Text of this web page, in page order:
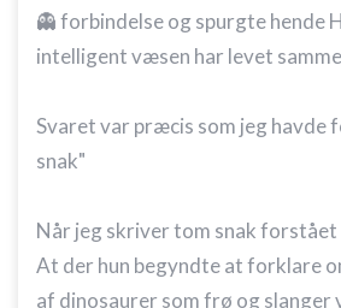
👻 forbindelse og spurgte hende
intelligent væsen har levet
Svaret var præcis som jeg havde
snak"
Når jeg skriver tom snak forstået
At der hun begyndte at forklare
af dinosaurer som frø og slanger